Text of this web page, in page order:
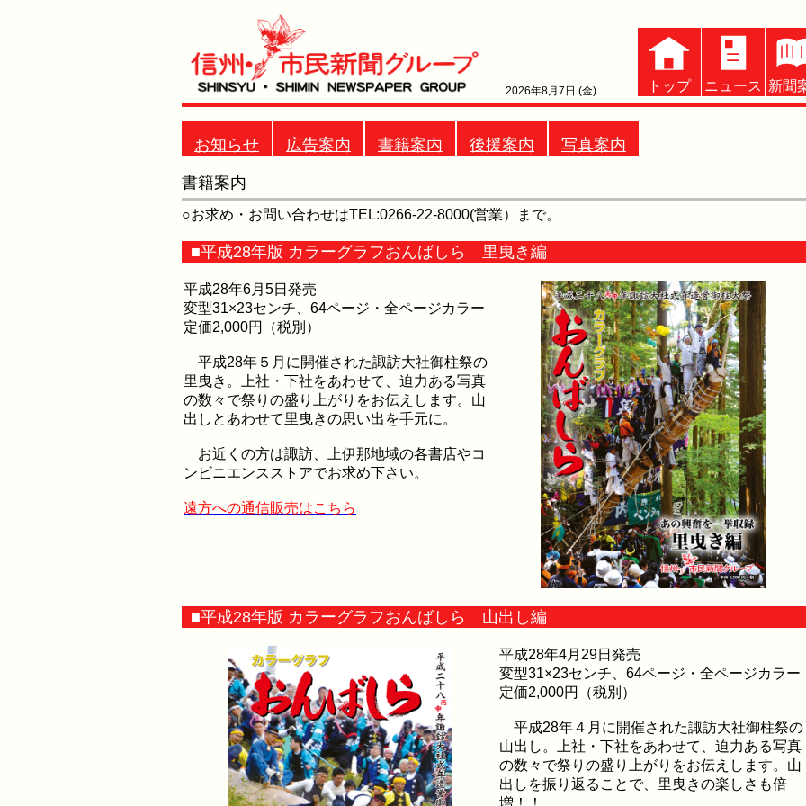
2026年8月7日 (金) トップ ニュース 新聞
お知らせ 広告案内 書籍案内 後援案内 写真案内
書籍案内
○お求め・お問い合わせはTEL:0266-22-8000(営業）まで。
■平成28年版 カラーグラフおんばしら 里曳き編
平成28年6月5日発売
変型31×23センチ、64ページ・全ページカラー
定価2,000円（税別）
平成28年５月に開催された諏訪大社御柱祭の
里曳き。上社・下社をあわせて、迫力ある写真
の数々で祭りの盛り上がりをお伝えします。山
出しとあわせて里曳きの思い出を手元に。
お近くの方は諏訪、上伊那地域の各書店やコ
ンビニエンスストアでお求め下さい。
遠方への通信販売はこちら
■平成28年版 カラーグラフおんばしら 山出し編
平成28年4月29日発売
変型31×23センチ、64ページ・全ページカラー
定価2,000円（税別）
平成28年４月に開催された諏訪大社御柱祭の
山出し。上社・下社をあわせて、迫力ある写真
の数々で祭りの盛り上がりをお伝えします。山
出しを振り返ることで、里曳きの楽しさも倍
増！！